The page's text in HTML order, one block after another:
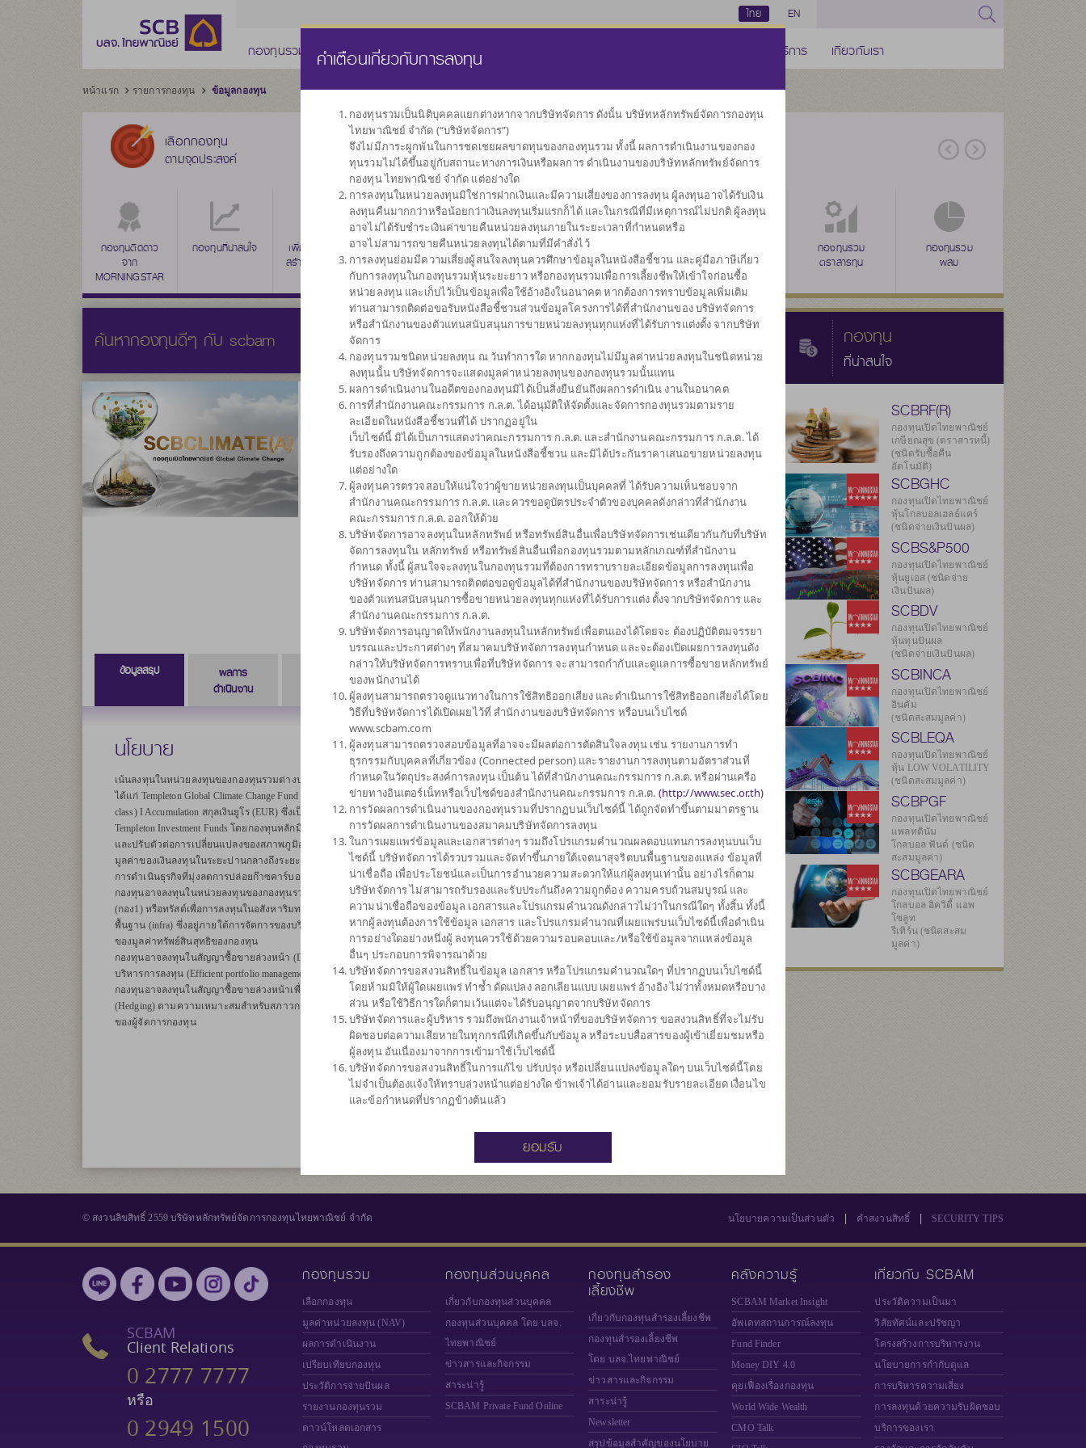
ไทย EN
กองทุนรวม กองทุนส่วนบุคคล ช่องทางบริการ เกี่ยวกับเรา
หน้าแรก รายการกองทุน ข้อมูลกองทุน
เลือกกองทุน
ตามจุดประสงค์
กองทุนติดดาว
จาก
MORNINGSTAR
กองทุนที่น่าสนใจ
เพิ่มค่าเงินลงทุน
สร้างผลตอบแทน
ผันผวนต่ำ
รักษาเงินลงทุน
กระจายการลงทุน
หลายสินทรัพย์
รับเงินปันผล
การลงทุน
ลดหย่อนภาษี
ลดหย่อนภาษี
เลือกกองทุน
ตามนโยบายการลงทุน
กองทุนรวมตลาด
เงิน
ตราสารหนี้
กองทุนรวม
ตราสารทุน
กองทุนรวม
ผสม
ค้นหากองทุนดีๆ กับ scbam
กองทุนเปิดไทยพาณิชย์ Global Climate Change (ชนิดสะสม
มูลค่า)
SCBCLIMATE(A) SHARE
ความเสี่ยงสูง ตั้งแต่ต้นปี
0
ข้อมูล ณ
มูลค่าหน่วยลงทุน
12.1917
0.0124
ข้อมูล ณ วันที่ 6 ส.ค. 2569
*ตามสกุลเงินของกองทุน
ข้อมูลสรุป
ผลการ
ดำเนินงาน
สั่งซื้อขาย
ดาวน์โหลด
เอกสาร
วันหยุด
นโยบาย
เน้นลงทุนในหน่วยลงทุนของกองทุนรวมต่างประเทศเพียงกองทุนเดียว (Feeder Fund)
ได้แก่ Templeton Global Climate Change Fund (กองทุนหลัก) ชนิดหน่วยลงทุน (share
class) I Accumulation สกุลเงินยูโร (EUR) ซึ่งเป็น Sub Fund ของกองทุน Franklin
Templeton Investment Funds โดยกองทุนหลักมีวัตถุประสงค์การลงทุนเพื่อลดผลกระทบ
และปรับตัวต่อการเปลี่ยนแปลงของสภาพภูมิอากาศ และในขณะเดียวกันก็มุ่งเพิ่ม
มูลค่าของเงินลงทุนในระยะปานกลางถึงระยะยาวผ่านการลงทุนในบริษัททั่วโลกที่มี
การดำเนินธุรกิจที่มุ่งลดการปล่อยก๊าซคาร์บอนหรือใช้ทรัพยากรอย่างมีประสิทธิภาพ
กองทุนอาจลงทุนในหน่วยลงทุนของกองทุนรวม หรือกองทุนรวมอสังหาริมทรัพย์
(กอง1) หรือทรัสต์เพื่อการลงทุนในอสังหาริมทรัพย์ (REITs) หรือกองทุนรวมโครงสร้าง
พื้นฐาน (infra) ซึ่งอยู่ภายใต้การจัดการของบริษัทจัดการในสัดส่วนไม่เกินร้อยละ 20
ของมูลค่าทรัพย์สินสุทธิของกองทุน
กองทุนอาจลงทุนในสัญญาซื้อขายล่วงหน้า (Derivatives) เพื่อเพิ่มประสิทธิภาพการ
บริหารการลงทุน (Efficient portfolio management) และ/หรือการบริหารความเสี่ยง โดย
กองทุนอาจลงทุนในสัญญาซื้อขายล่วงหน้าเพื่อป้องกันความเสี่ยงจากอัตราแลกเปลี่ยน
(Hedging) ตามความเหมาะสมสำหรับสภาวการณ์ในแต่ละขณะ ซึ่งขึ้นอยู่กับดุลยพินิจ
ของผู้จัดการกองทุน
ประเภทกองทุน
กองทุนที่ลงทุนในต่างประเทศ
ประเภทกองทุนย่อย
เน้นลงทุนในตราสารทุน
จำนวนเงินลงทุนโครงการ
3,000 ล้าน
วันที่จดทะเบียนกองทุน
วันที่ 18 มิ.ย. 2567
วันที่ครบอายุกองทุน
ราคาขาย 12.3747
12.1917
มูลค่าทรัพย์สินสุทธิ
124,794,971.67
มูลค่าหน่วยลงทุน 12.1917
กองทุน
ที่น่าสนใจ
SCBRF(R)
กองทุนเปิดไทยพาณิชย์
เกษียณสุข (ตราสารหนี้)
(ชนิดรับซื้อคืน
อัตโนมัติ)
SCBGHC
กองทุนเปิดไทยพาณิชย์
หุ้นโกลบอลเฮลธ์แคร์
(ชนิดจ่ายเงินปันผล)
SCBS&P500
กองทุนเปิดไทยพาณิชย์
หุ้นยูเอส (ชนิดจ่าย
เงินปันผล)
SCBDV
กองทุนเปิดไทยพาณิชย์
หุ้นทุนปันผล
(ชนิดจ่ายเงินปันผล)
SCBINCA
กองทุนเปิดไทยพาณิชย์
อินคัม
(ชนิดสะสมมูลค่า)
SCBLEQA
กองทุนเปิดไทยพาณิชย์
หุ้น LOW VOLATILITY
(ชนิดสะสมมูลค่า)
SCBPGF
กองทุนเปิดไทยพาณิชย์
แพลทตินัม
โกลบอล ฟันด์ (ชนิด
สะสมมูลค่า)
SCBGEARA
กองทุนเปิดไทยพาณิชย์
โกลบอล อิควิตี้ แอพ
โซลูท
รีเทิร์น (ชนิดสะสม
มูลค่า)
คำเตือนเกี่ยวกับการลงทุน
กองทุนรวมเป็นนิติบุคคลแยกต่างหากจากบริษัทจัดการ ดังนั้น บริษัทหลักทรัพย์จัดการกองทุน
ไทยพาณิชย์ จำกัด (“บริษัทจัดการ”)
จึงไม่มีภาระผูกพันในการชดเชยผลขาดทุนของกองทุนรวม ทั้งนี้ ผลการดำเนินงานของกอง
ทุนรวมไม่ได้ขึ้นอยู่กับสถานะทางการเงินหรือผลการ ดำเนินงานของบริษัทหลักทรัพย์จัดการ
กองทุน ไทยพาณิชย์ จำกัด แต่อย่างใด
การลงทุนในหน่วยลงทุนมิใช่การฝากเงินและมีความเสี่ยงของการลงทุน ผู้ลงทุนอาจได้รับเงิน
ลงทุนคืนมากกว่าหรือน้อยกว่าเงินลงทุนเริ่มแรกก็ได้ และในกรณีที่มีเหตุการณ์ไม่ปกติ ผู้ลงทุน
อาจไม่ได้รับชำระเงินค่าขายคืนหน่วยลงทุนภายในระยะเวลาที่กำหนดหรือ
อาจไม่สามารถขายคืนหน่วยลงทุนได้ตามที่มีคำสั่งไว้
การลงทุนย่อมมีความเสี่ยงผู้สนใจลงทุนควรศึกษาข้อมูลในหนังสือชี้ชวน และคู่มือภาษีเกี่ยว
กับการลงทุนในกองทุนรวมหุ้นระยะยาว หรือกองทุนรวมเพื่อการเลี้ยงชีพให้เข้าใจก่อนซื้อ
หน่วยลงทุน และเก็บไว้เป็นข้อมูลเพื่อใช้อ้างอิงในอนาคต หากต้องการทราบข้อมูลเพิ่มเติม
ท่านสามารถติดต่อขอรับหนังสือชี้ชวนส่วนข้อมูลโครงการได้ที่สำนักงานของ บริษัทจัดการ
หรือสำนักงานของตัวแทนสนับสนุนการขายหน่วยลงทุนทุกแห่งที่ได้รับการแต่งตั้ง จากบริษัท
จัดการ
กองทุนรวมชนิดหน่วยลงทุน ณ วันทำการใด หากกองทุนไม่มีมูลค่าหน่วยลงทุนในชนิดหน่วย
ลงทุนนั้น บริษัทจัดการจะแสดงมูลค่าหน่วยลงทุนของกองทุนรวมนั้นแทน
ผลการดำเนินงานในอดีตของกองทุนมิได้เป็นสิ่งยืนยันถึงผลการดำเนิน งานในอนาคต
การที่สำนักงานคณะกรรมการ ก.ล.ต. ได้อนุมัติให้จัดตั้งและจัดการกองทุนรวมตามราย
ละเอียดในหนังสือชี้ชวนที่ได้ ปรากฏอยู่ใน
เว็บไซด์นี้ มิได้เป็นการแสดงว่าคณะกรรมการ ก.ล.ต. และสำนักงานคณะกรรมการ ก.ล.ต. ได้
รับรองถึงความถูกต้องของข้อมูลในหนังสือชี้ชวน และมิได้ประกันราคาเสนอขายหน่วยลงทุน
แต่อย่างใด
ผู้ลงทุนควรตรวจสอบให้แน่ใจว่าผู้ขายหน่วยลงทุนเป็นบุคคลที่ ได้รับความเห็นชอบจาก
สำนักงานคณะกรรมการ ก.ล.ต. และควรขอดูบัตรประจำตัวของบุคคลดังกล่าวที่สำนักงาน
คณะกรรมการ ก.ล.ต. ออกให้ด้วย
บริษัทจัดการอาจลงทุนในหลักทรัพย์ หรือทรัพย์สินอื่นเพื่อบริษัทจัดการเช่นเดียวกันกับที่บริษัท
จัดการลงทุนใน หลักทรัพย์ หรือทรัพย์สินอื่นเพื่อกองทุนรวมตามหลักเกณฑ์ที่สำนักงาน
กำหนด ทั้งนี้ ผู้สนใจจะลงทุนในกองทุนรวมที่ต้องการทราบรายละเอียดข้อมูลการลงทุนเพื่อ
บริษัทจัดการ ท่านสามารถติดต่อขอดูข้อมูลได้ที่สำนักงานของบริษัทจัดการ หรือสำนักงาน
ของตัวแทนสนับสนุนการซื้อขายหน่วยลงทุนทุกแห่งที่ได้รับการแต่ง ตั้งจากบริษัทจัดการ และ
สำนักงานคณะกรรมการ ก.ล.ต.
บริษัทจัดการอนุญาตให้พนักงานลงทุนในหลักทรัพย์เพื่อตนเองได้โดยจะ ต้องปฏิบัติตมจรรยา
บรรณและประกาศต่างๆ ที่สมาคมบริษัทจัดการลงทุนกำหนด และจะต้องเปิดเผยการลงทุนดัง
กล่าวให้บริษัทจัดการทราบเพื่อที่บริษัทจัดการ จะสามารถกำกับและดูแลการซื้อขายหลักทรัพย์
ของพนักงานได้
ผู้ลงทุนสามารถตรวจดูแนวทางในการใช้สิทธิออกเสียง และดำเนินการใช้สิทธิออกเสียงได้โดย
วิธีที่บริษัทจัดการได้เปิดเผยไว้ที่ สำนักงานของบริษัทจัดการ หรือบนเว็บไซด์
www.scbam.com
ผู้ลงทุนสามารถตรวจสอบข้อมูลที่อาจจะมีผลต่อการตัดสินใจลงทุน เช่น รายงานการทำ
ธุรกรรมกับบุคคลที่เกี่ยวข้อง (Connected person) และรายงานการลงทุนตามอัตราส่วนที่
กำหนดในวัตถุประสงค์การลงทุน เป็นต้น ได้ที่สำนักงานคณะกรรมการ ก.ล.ต. หรือผ่านเครือ
ข่ายทางอินเตอร์เน็ทหรือเว็บไซด์ของสำนักงานคณะกรรมการ ก.ล.ต. (http://www.sec.or.th)
การวัดผลการดำเนินงานของกองทุนรวมที่ปรากฏบนเว็บไซด์นี้ ได้ถูกจัดทำขึ้นตามมาตรฐาน
การวัดผลการดำเนินงานของสมาคมบริษัทจัดการลงทุน
ในการเผยแพร่ข้อมูลและเอกสารต่างๆ รวมถึงโปรแกรมคำนวณผลตอบแทนการลงทุนบนเว็บ
ไซด์นี้ บริษัทจัดการได้รวบรวมและจัดทำขึ้นภายใต้เจตนาสุจริตบนพื้นฐานของแหล่ง ข้อมูลที่
น่าเชื่อถือ เพื่อประโยชน์และเป็นการอำนวยความสะดวกให้แก่ผู้ลงทุนเท่านั้น อย่างไรก็ตาม
บริษัทจัดการ ไม่สามารถรับรองและรับประกันถึงความถูกต้อง ความครบถ้วนสมบูรณ์ และ
ความน่าเชื่อถือของข้อมูล เอกสารและโปรแกรมคำนวณดังกล่าวไม่ว่าในกรณีใดๆ ทั้งสิ้น ทั้งนี้
หากผู้ลงทุนต้องการใช้ข้อมูล เอกสาร และโปรแกรมคำนวณที่เผยแพร่บนเว็บไซด์นี้เพื่อดำเนิน
การอย่างใดอย่างหนึ่งผู้ ลงทุนควรใช้ด้วยความรอบคอบและ/หรือใช้ข้อมูลจากแหล่งข้อมูล
อื่นๆ ประกอบการพิจารณาด้วย
บริษัทจัดการขอสงวนสิทธิ์ในข้อมูล เอกสาร หรือโปรแกรมคำนวณใดๆ ที่ปรากฏบนเว็บไซด์นี้
โดยห้ามมิให้ผู้ใดเผยแพร่ ทำซ้ำ ดัดแปลง ลอกเลียนแบบ เผยแพร่ อ้างอิง ไม่ว่าทั้งหมดหรือบาง
ส่วน หรือใช้วิธีการใดก็ตามเว้นแต่จะได้รับอนุญาตจากบริษัทจัดการ
บริษัทจัดการและผู้บริหาร รวมถึงพนักงานเจ้าหน้าที่ของบริษัทจัดการ ขอสงวนสิทธิ์ที่จะไม่รับ
ผิดชอบต่อความเสียหายในทุกกรณีที่เกิดขึ้นกับข้อมูล หรือระบบสื่อสารของผู้เข้าเยี่ยมชมหรือ
ผู้ลงทุน อันเนื่องมาจากการเข้ามาใช้เว็บไซด์นี้
บริษัทจัดการขอสงวนสิทธิ์ในการแก้ไข ปรับปรุง หรือเปลี่ยนแปลงข้อมูลใดๆ บนเว็บไซด์นี้โดย
ไม่จำเป็นต้องแจ้งให้ทราบล่วงหน้าแต่อย่างใด ข้าพเจ้าได้อ่านและยอมรับรายละเอียด เงื่อนไข
และข้อกำหนดที่ปรากฏข้างต้นแล้ว
ยอมรับ
© สงวนลิขสิทธิ์ 2559 บริษัทหลักทรัพย์จัดการกองทุนไทยพาณิชย์ จำกัด นโยบายความเป็นส่วนตัว | คำสงวนสิทธิ์ | SECURITY TIPS
SCBAM
Client Relations
0 2777 7777
หรือ
0 2949 1500
กองทุนรวม
เลือกกองทุน
มูลค่าหน่วยลงทุน (NAV)
ผลการดำเนินงาน
เปรียบเทียบกองทุน
ประวัติการจ่ายปันผล
รายงานกองทุนรวม
ดาวน์โหลดเอกสาร
กองทุนส่วนบุคคล
เกี่ยวกับกองทุนส่วนบุคคล
กองทุนส่วนบุคคล โดย บลจ.
ไทยพาณิชย์
ข่าวสารและกิจกรรม
สาระน่ารู้
SCBAM Private Fund Online
กองทุนสำรอง
เลี้ยงชีพ
เกี่ยวกับกองทุนสำรองเลี้ยงชีพ
กองทุนสำรองเลี้ยงชีพ
โดย บลจ.ไทยพาณิชย์
ข่าวสารและกิจกรรม
สาระน่ารู้
Newsletter
สรุปข้อมูลสำคัญของนโยบาย
คลังความรู้
SCBAM Market Insight
อัพเดทสถานการณ์ลงทุน
Fund Finder
Money DIY 4.0
คุยเฟื่องเรื่องกองทุน
World Wide Wealth
CMO Talk
เกี่ยวกับ SCBAM
ประวัติความเป็นมา
วิสัยทัศน์และปรัชญา
โครงสร้างการบริหารงาน
นโยบายการกำกับดูแล
การบริหารความเสี่ยง
การลงทุนด้วยความรับผิดชอบ
บริการของเรา